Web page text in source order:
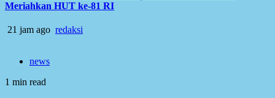
Meriahkan HUT ke-81 RI
21 jam ago redaksi
news
1 min read